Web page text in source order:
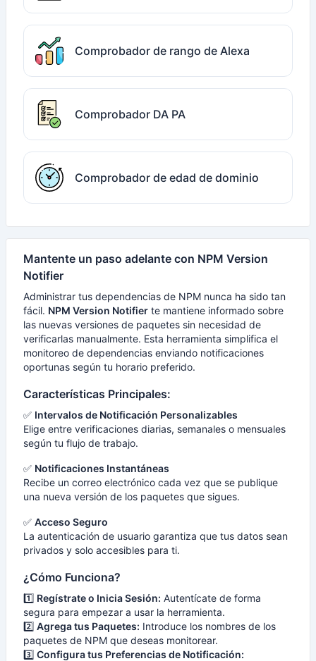
Comprobador de rango de Alexa
Comprobador DA PA
Comprobador de edad de dominio
Mantente un paso adelante con NPM Version
Notifier
Administrar tus dependencias de NPM nunca ha sido tan
fácil. NPM Version Notifier te mantiene informado sobre
las nuevas versiones de paquetes sin necesidad de
verificarlas manualmente. Esta herramienta simplifica el
monitoreo de dependencias enviando notificaciones
oportunas según tu horario preferido.
Características Principales:
✅ Intervalos de Notificación Personalizables
Elige entre verificaciones diarias, semanales o mensuales
según tu flujo de trabajo.
✅ Notificaciones Instantáneas
Recibe un correo electrónico cada vez que se publique
una nueva versión de los paquetes que sigues.
✅ Acceso Seguro
La autenticación de usuario garantiza que tus datos sean
privados y solo accesibles para ti.
¿Cómo Funciona?
1️⃣ Regístrate o Inicia Sesión: Autentícate de forma
segura para empezar a usar la herramienta.
2️⃣ Agrega tus Paquetes: Introduce los nombres de los
paquetes de NPM que deseas monitorear.
3️⃣ Configura tus Preferencias de Notificación: